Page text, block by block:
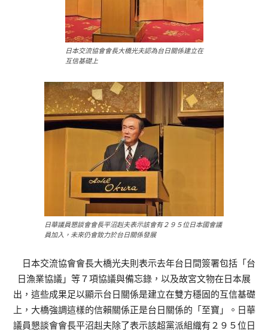
日本交流協會會長大橋光夫認為台日關係建立在
互信基礎上
日華議員懇談會會長平沼赳夫表示該會有２９５位日本國會議
員加入，未來仍會致力於台日關係發展
日本交流協會會長大橋光夫則表示去年台日間簽署包括「台
日漁業協議」等７項協議與備忘錄，以及故宮文物在日本展
出，這些成果足以顯示台日關係是建立在雙方穩固的互信基礎
上，大橋強調這樣的信賴關係正是台日關係的「至寶」。日華
議員懇談會會長平沼赳夫除了表示該超黨派組織有２９５位日